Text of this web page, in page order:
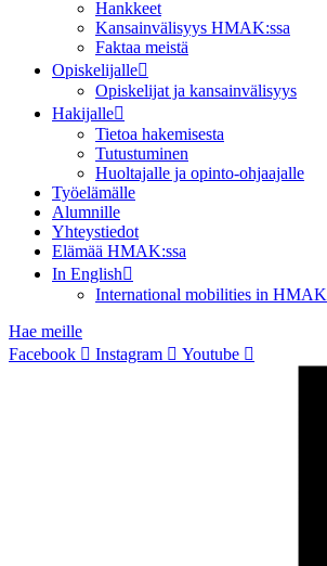
Hankkeet
Kansainvälisyys HMAK:ssa
Faktaa meistä
Opiskelijalle
Opiskelijat ja kansainvälisyys
Hakijalle
Tietoa hakemisesta
Tutustuminen
Huoltajalle ja opinto-ohjaajalle
Työelämälle
Alumnille
Yhteystiedot
Elämää HMAK:ssa
In English
International mobilities in HMAK
Hae meille
Facebook
Instagram Youtube